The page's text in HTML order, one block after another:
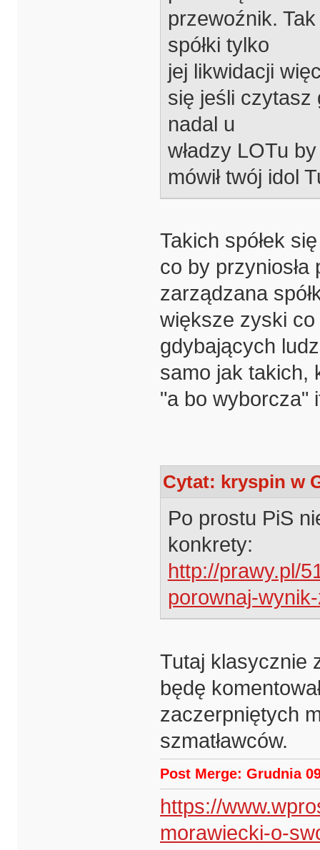
przewoźnik.
spółki tylko
jej likwidacji
się jeśli czytasz
nadal u
władzy LOTu
mówił twój idol
Takich spółek
co by
zarządzana
większe zyski
gdybających
samo jak takich,
"a bo wyborcza"
Cytat: kryspin w
Po prostu PiS
konkrety:
http://prawy.pl/
porownaj-
Tutaj klasycznie
będę
zaczerpniętych
szmatławców.
Post Merge: Grudnia
https://
morawiecki-o-